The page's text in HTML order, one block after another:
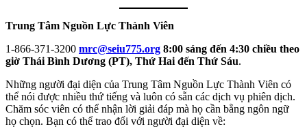
Trung Tâm Nguồn Lực Thành Viên
1-866-371‐3200 mrc@seiu775.org 8:00 sáng đến 4:30 chiều theo
giờ Thái Bình Dương (PT), Thứ Hai đến Thứ Sáu.
Những người đại diện của Trung Tâm Nguồn Lực Thành Viên có
thể nói được nhiều thứ tiếng và luôn có sẵn các dịch vụ phiên dịch.
Chăm sóc viên có thể nhận lời giải đáp mà họ cần bằng ngôn ngữ
họ chọn. Bạn có thể trao đổi với người đại diện về: